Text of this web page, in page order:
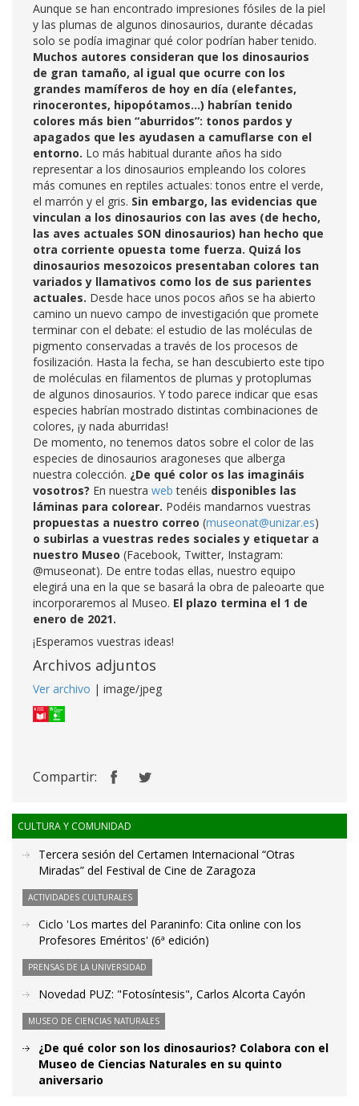
Aunque se han encontrado impresiones fósiles de la piel
y las plumas de algunos dinosaurios, durante décadas
solo se podía imaginar qué color podrían haber tenido.
Muchos autores consideran que los dinosaurios
de gran tamaño, al igual que ocurre con los
grandes mamíferos de hoy en día (elefantes,
rinocerontes, hipopótamos…) habrían tenido
colores más bien “aburridos”: tonos pardos y
apagados que les ayudasen a camuflarse con el
entorno. Lo más habitual durante años ha sido
representar a los dinosaurios empleando los colores
más comunes en reptiles actuales: tonos entre el verde,
el marrón y el gris. Sin embargo, las evidencias que
vinculan a los dinosaurios con las aves (de hecho,
las aves actuales SON dinosaurios) han hecho que
otra corriente opuesta tome fuerza. Quizá los
dinosaurios mesozoicos presentaban colores tan
variados y llamativos como los de sus parientes
actuales. Desde hace unos pocos años se ha abierto
camino un nuevo campo de investigación que promete
terminar con el debate: el estudio de las moléculas de
pigmento conservadas a través de los procesos de
fosilización. Hasta la fecha, se han descubierto este tipo
de moléculas en filamentos de plumas y protoplumas
de algunos dinosaurios. Y todo parece indicar que esas
especies habrían mostrado distintas combinaciones de
colores, ¡y nada aburridas!
De momento, no tenemos datos sobre el color de las
especies de dinosaurios aragoneses que alberga
nuestra colección. ¿De qué color os las imagináis
vosotros? En nuestra web tenéis disponibles las
láminas para colorear. Podéis mandarnos vuestras
propuestas a nuestro correo (museonat@unizar.es)
o subirlas a vuestras redes sociales y etiquetar a
nuestro Museo (Facebook, Twitter, Instagram:
@museonat). De entre todas ellas, nuestro equipo
elegirá una en la que se basará la obra de paleoarte que
incorporaremos al Museo. El plazo termina el 1 de
enero de 2021.
¡Esperamos vuestras ideas!
Archivos adjuntos
Ver archivo | image/jpeg
Compartir:
CULTURA Y COMUNIDAD
Tercera sesión del Certamen Internacional “Otras
Miradas” del Festival de Cine de Zaragoza
ACTIVIDADES CULTURALES
Ciclo 'Los martes del Paraninfo: Cita online con los
Profesores Eméritos' (6ª edición)
PRENSAS DE LA UNIVERSIDAD
Novedad PUZ: "Fotosíntesis", Carlos Alcorta Cayón
MUSEO DE CIENCIAS NATURALES
¿De qué color son los dinosaurios? Colabora con el
Museo de Ciencias Naturales en su quinto
aniversario